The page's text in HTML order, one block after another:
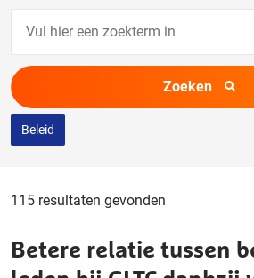
een
zoekterm
in
Zoeken
Beleid
115 resultaten gevonden
Betere relatie tussen